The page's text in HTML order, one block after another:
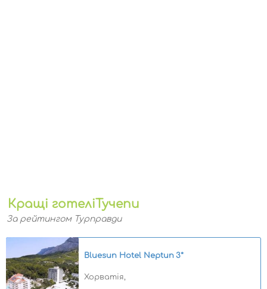
Кращі готеліТучепи
За рейтингом Турправди
Bluesun Hotel Neptun 3*
Хорватія,